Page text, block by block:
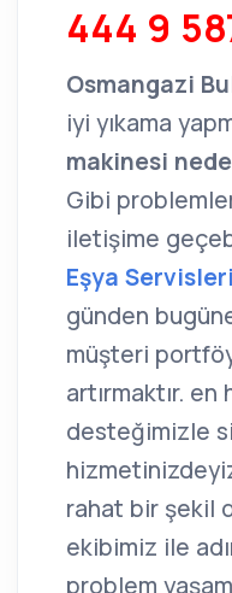
444 9
Osmangazi
iyi yıkama
makinesi
Gibi
iletişime
Eşya
günden
müşteri
artırmaktır. en
desteğimizle
rahat bir şekil
ekibimiz ile
problem